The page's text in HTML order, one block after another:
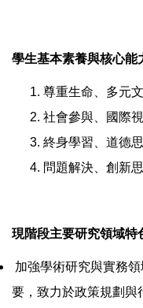
學生基本素養與核心能
尊重生命、多元
社會參與、國際
終身學習、道德
問題解決、創新
現階段主要研究領域特
加強學術研究與實務
要，致力於政策規劃與